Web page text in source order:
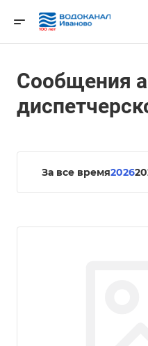
Сообщения
За все время2026